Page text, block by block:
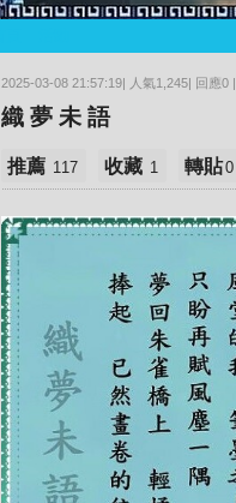
2025-03-08 21:57:19| 人氣1,245| 回應0 |
織 夢 未 語
推薦 117 收藏 1 轉貼0